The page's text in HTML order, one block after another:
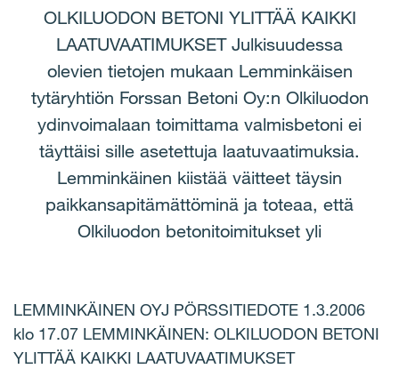
OLKILUODON BETONI YLITTÄÄ KAIKKI
LAATUVAATIMUKSET Julkisuudessa
olevien tietojen mukaan Lemminkäisen
tytäryhtiön Forssan Betoni Oy:n Olkiluodon
ydinvoimalaan toimittama valmisbetoni ei
täyttäisi sille asetettuja laatuvaatimuksia.
Lemminkäinen kiistää väitteet täysin
paikkansapitämättöminä ja toteaa, että
Olkiluodon betonitoimitukset yli
LEMMINKÄINEN OYJ PÖRSSITIEDOTE 1.3.2006
klo 17.07 LEMMINKÄINEN: OLKILUODON BETONI
YLITTÄÄ KAIKKI LAATUVAATIMUKSET